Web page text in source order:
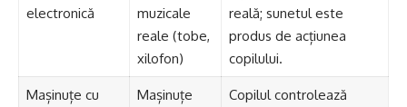
electronică
muzicale
reale (tobe,
xilofon)
reală; sunetul este
produs de acțiunea
copilului.
Mașinuțe cu
Mașinuțe
Copilul controlează